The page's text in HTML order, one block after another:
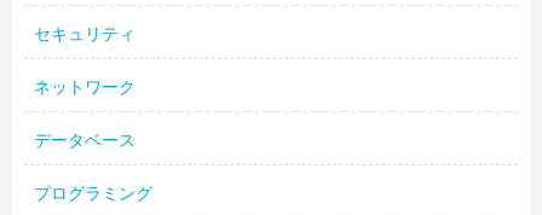
セキュリティ
ネットワーク
データベース
プログラミング